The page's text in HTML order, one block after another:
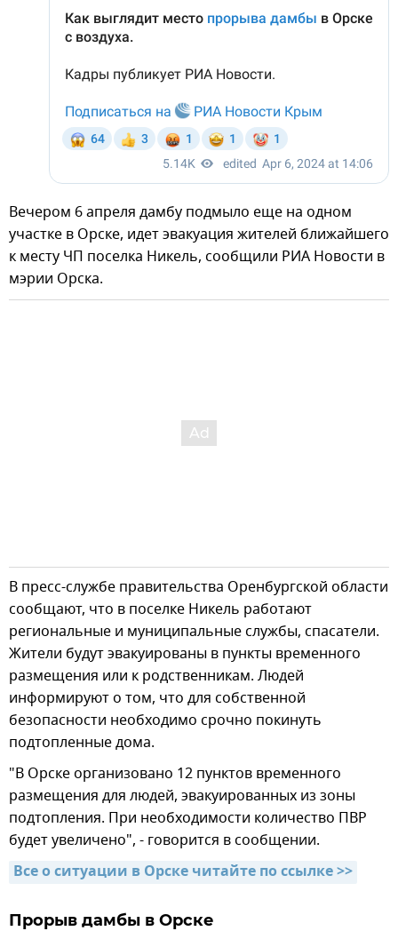
Вечером 6 апреля дамбу подмыло еще на одном
участке в Орске, идет эвакуация жителей ближайшего
к месту ЧП поселка Никель, сообщили РИА Новости в
мэрии Орска.
В пресс-службе правительства Оренбургской области
сообщают, что в поселке Никель работают
региональные и муниципальные службы, спасатели.
Жители будут эвакуированы в пункты временного
размещения или к родственникам. Людей
информируют о том, что для собственной
безопасности необходимо срочно покинуть
подтопленные дома.
"В Орске организовано 12 пунктов временного
размещения для людей, эвакуированных из зоны
подтопления. При необходимости количество ПВР
будет увеличено", - говорится в сообщении.
Все о ситуации в Орске читайте по ссылке >>
Прорыв дамбы в Орске